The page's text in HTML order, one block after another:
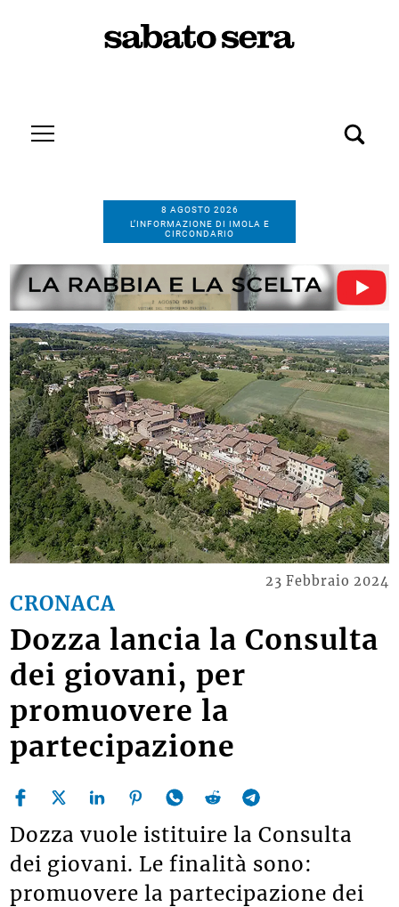
8 AGOSTO 2026
L’INFORMAZIONE DI IMOLA E
CIRCONDARIO
CRONACA
23 Febbraio 2024
Dozza lancia la Consulta
dei giovani, per
promuovere la
partecipazione
Dozza vuole istituire la Consulta
dei giovani. Le finalità sono:
promuovere la partecipazione dei